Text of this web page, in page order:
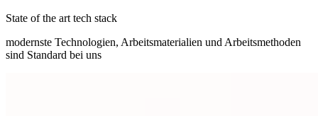
State of the art tech stack
modernste Technologien, Arbeitsmaterialien und Arbeitsmethoden
sind Standard bei uns